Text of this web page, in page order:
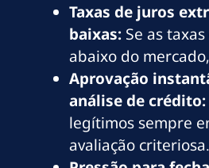
Taxas de juros
baixas: Se as
abaixo do
Aprovação
análise de crédito:
legítimos sempre
avaliação criteriosa.